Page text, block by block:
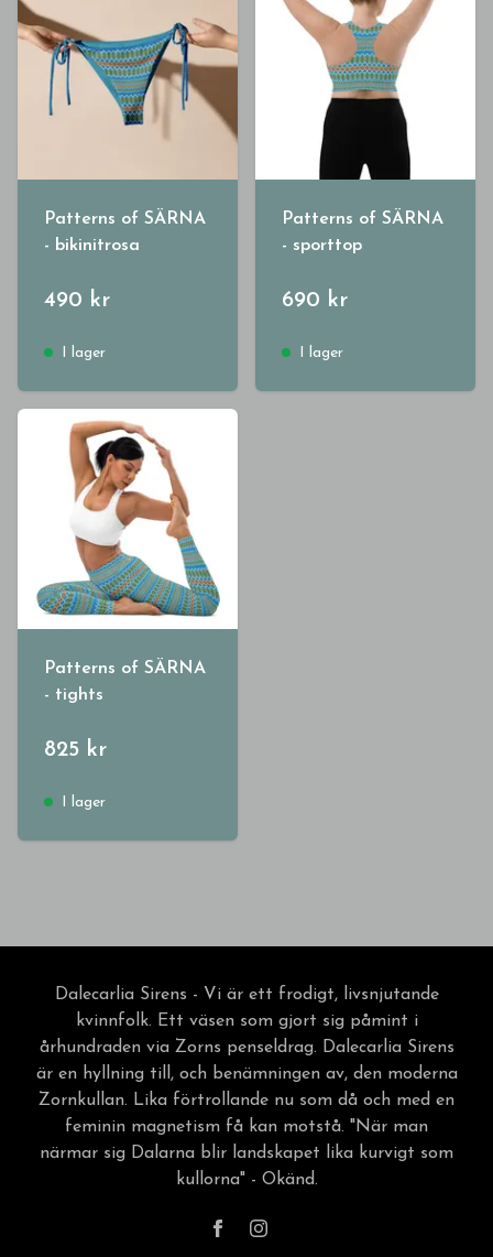
Patterns of SÄRNA
- bikinitrosa
490 kr
I lager
Patterns of SÄRNA
- sporttop
690 kr
I lager
Patterns of SÄRNA
- tights
825 kr
I lager
Dalecarlia Sirens - Vi är ett frodigt, livsnjutande
kvinnfolk. Ett väsen som gjort sig påmint i
århundraden via Zorns penseldrag. Dalecarlia Sirens
är en hyllning till, och benämningen av, den moderna
Zornkullan. Lika förtrollande nu som då och med en
feminin magnetism få kan motstå. "När man
närmar sig Dalarna blir landskapet lika kurvigt som
kullorna" - Okänd.